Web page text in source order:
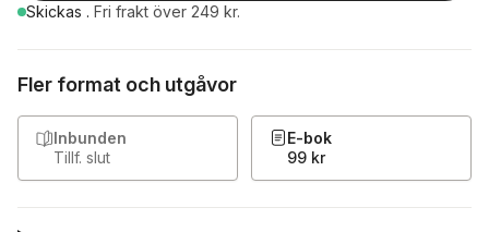
Skickas . Fri frakt över 249 kr.
Fler format och utgåvor
Inbunden
Tillf. slut
E-bok
99 kr